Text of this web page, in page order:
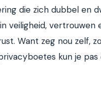
die zich dubbel en
veiligheid, vertrouwen
Want zeg nou zelf,
kun je